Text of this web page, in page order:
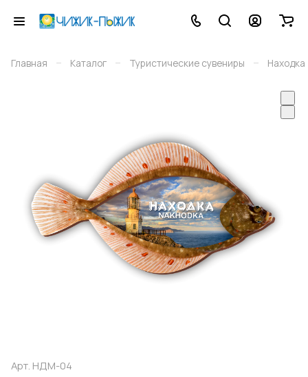
Главная – Каталог – Туристические сувениры – Находка
Арт. НДМ-04